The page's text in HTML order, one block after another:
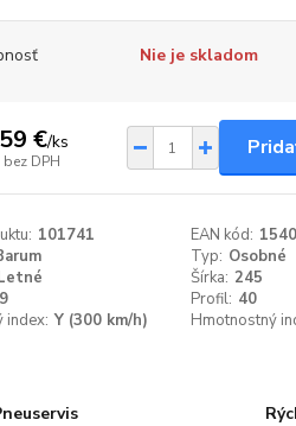
Nie je skladom
€/ks
bez DPH
101741 EAN kód:
Typ: Osobné
Šírka: 245
Profil: 40
index: Y (300 km/h) Hmotnostný